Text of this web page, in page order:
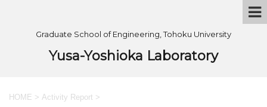
Graduate School of Engineering, Tohoku University
Yusa-Yoshioka Laboratory
HOME > Activity Report >